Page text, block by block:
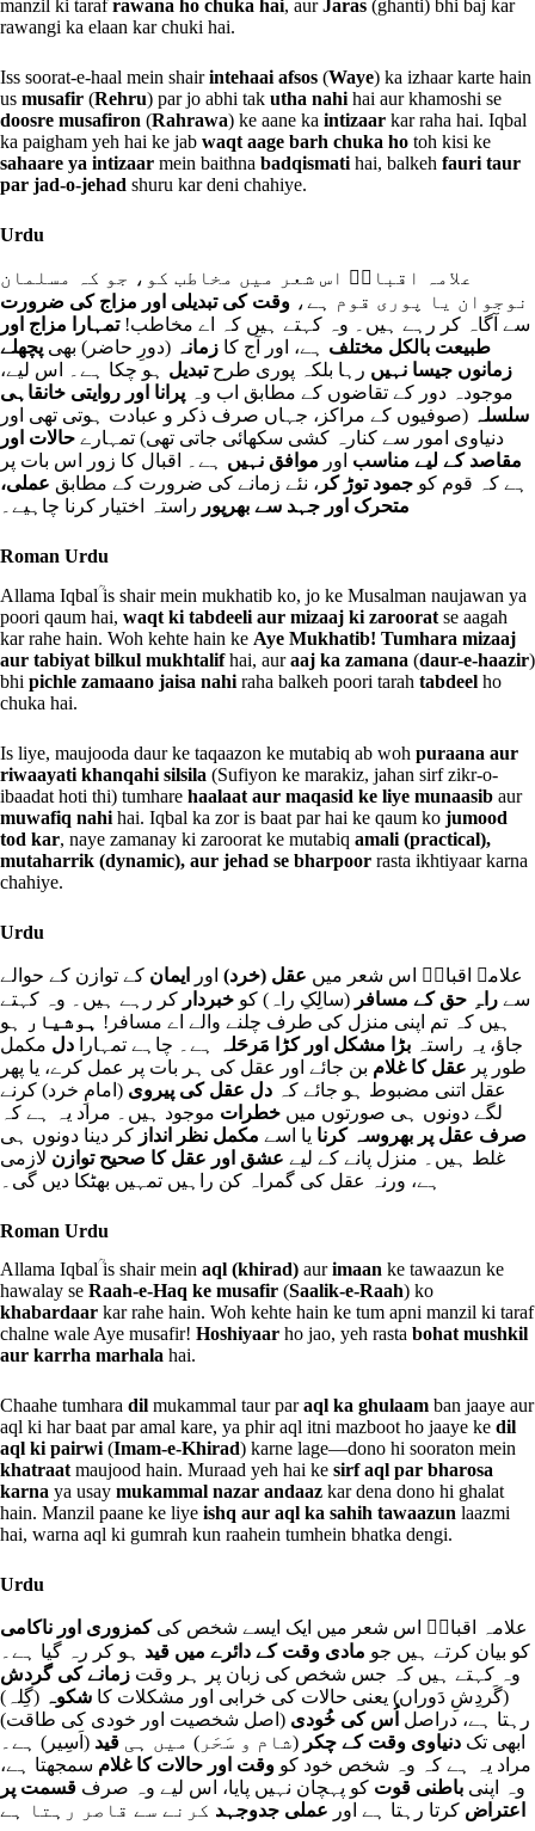
manzil ki tarafrawana ho chuka hai, aurJaras (ghanti) bhi baj kar
rawangi ka elaan kar chuki hai.
Iss soorat-e-haal mein shairintehaai afsos (Waye) ka izhaar karte hain
us musafir (Rehru) par jo abhi tak utha nahi hai aur khamoshi se
doosre musafiron (Rahrawa) ke aane ka intizaar kar raha hai. Iqbal
ka paigham yeh hai ke jab waqt aage barh chuka ho toh kisi ke
sahaare ya intizaar mein baithna badqismati hai, balkeh fauri taur
par jad-o-jehad shuru kar deni chahiye.
Urdu
علامہ اقبالؒ اس شعر میں مخاطب کو، جو کہ مسلمان
نوجوان یا پوری قوم ہے، وقت کی تبدیلی اور مزاج کی ضرورت
سے آگاہ کر رہے ہیں۔ وہ کہتے ہیں کہ اے مخاطب!تمہارا مزاج اور
طبیعت بالکل مختلف ہے، اور آج کا زمانہ (دورِ حاضر) بھی پچھلے
زمانوں جیسا نہیں رہا بلکہ پوری طرحتبدیل ہو چکا ہے۔ اس لیے،
موجودہ دور کے تقاضوں کے مطابق اب وہ پرانا اور روایتی خانقاہی
سلسلہ (صوفیوں کے مراکز، جہاں صرف ذکر و عبادت ہوتی تھی اور
دنیاوی امور سے کنارہ کشی سکھائی جاتی تھی) تمہارے حالات اور
مقاصد کے لیے مناسب اور موافق نہیں ہے۔ اقبال کا زور اس بات پر
ہے کہ قوم کو جمود توڑ کر ، نئے زمانے کی ضرورت کے مطابق عملی،
متحرک اور جہد سے بھرپور راستہ اختیار کرنا چاہیے۔
Roman Urdu
Allama Iqbalؒ is shair mein mukhatib ko, jo ke Musalman naujawan ya
poori qaum hai, waqt ki tabdeeli aur mizaaj ki zaroorat se aagah
kar rahe hain. Woh kehte hain ke Aye Mukhatib! Tumhara mizaaj
aur tabiyat bilkul mukhtalifhai, auraaj ka zamana (daur-e-haazir)
bhi pichle zamaano jaisa nahi raha balkeh poori tarah tabdeel ho
chuka hai.
Is liye, maujooda daur ke taqaazon ke mutabiq ab woh puraana aur
riwaayati khanqahi silsila (Sufiyon ke marakiz, jahan sirf zikr-o-
ibaadat hoti thi) tumhare haalaat aur maqasid ke liye munaasib aur
muwafiq nahi hai. Iqbal ka zor is baat par hai ke qaum ko jumood
tod kar, naye zamanay ki zaroorat ke mutabiq amali (practical),
mutaharrik (dynamic), aur jehad se bharpoor rasta ikhtiyaar karna
chahiye.
Urdu
علامہ اقبالؒ اس شعر میں عقل (خرد) اور ایمان کے توازن کے حوالے
سے راہِ حق کے مسافر (سالِکِ راہ) کو خبردار کر رہے ہیں۔ وہ کہتے
ہیں کہ تم اپنی منزل کی طرف چلنے والے اے مسافر! ہوشیار
ہو
جاؤ، یہ راستہ بڑا مشکل اور کڑا مَرحَلہ ہے۔ چاہے تمہارا دل مکمل
طور پر عقل کا غلام بن جائے اور عقل کی ہر بات پر عمل کرے، یا پھر
عقل اتنی مضبوط ہو جائے کہ دل عقل کی پیروی (امامِ خرد) کرنے
لگے دونوں ہی صورتوں میں خطرات موجود ہیں۔ مراد یہ ہے کہ
صرف عقل پر بھروسہ کرنا یا اسے مکمل نظر انداز کر دینا دونوں ہی
غلط ہیں۔ منزل پانے کے لیے عشق اور عقل کا صحیح توازن لازمی
ہے، ورنہ عقل کی گمراہ کن راہیں تمہیں بھٹکا دیں گی۔
Roman Urdu
Allama Iqbalؒ is shair mein aql (khirad) aurimaan ke tawaazun ke
hawalay se Raah-e-Haq ke musafir (Saalik-e-Raah) ko
khabardaar kar rahe hain. Woh kehte hain ke tum apni manzil ki taraf
chalne wale Aye musafir! Hoshiyaar ho jao, yeh rasta bohat mushkil
aur karrha marhala hai.
Chaahe tumhara dil mukammal taur paraql ka ghulaam ban jaaye aur
aql ki har baat par amal kare, ya phir aql itni mazboot ho jaaye ke dil
aql ki pairwi(Imam-e-Khirad) karne lage—dono hi sooraton mein
khatraatmaujood hain. Muraad yeh hai ke sirf aql par bharosa
karna ya usay mukammal nazar andaaz kar dena dono hi ghalat
hain. Manzil paane ke liye ishq aur aql ka sahih tawaazun laazmi
hai, warna aql ki gumrah kun raahein tumhein bhatka dengi.
Urdu
علامہ اقبالؒ اس شعر میں ایک ایسے شخص کیکمزوری اور ناکامی
کو بیان کرتے ہیں جو مادی وقت کے دائرے میں قید ہو کر رہ گیا ہے۔
وہ کہتے ہیں کہ جس شخص کی زبان پر ہر وقت زمانے کی گردش
(گَردِشِ دَوراں) یعنی حالات کی خرابی اور مشکلات کا شکوہ (گِلہ)
رہتا ہے، دراصل اُس کی خُودی (اصل شخصیت اور خودی کی طاقت)
ابھی تک دنیاوی وقت کے چکر (شام و سَحَر) میں ہی قید (اَسِیر) ہے۔
مراد یہ ہے کہ وہ شخص خود کو وقت اور حالات کا غلام سمجھتا ہے،
وہ اپنی باطنی قوت کو پہچان نہیں پایا، اس لیے وہ صرف قسمت پر
اعتراض کرتا رہتا ہے اور عملی جدوجہد کرنے سے قاصر رہتا ہے